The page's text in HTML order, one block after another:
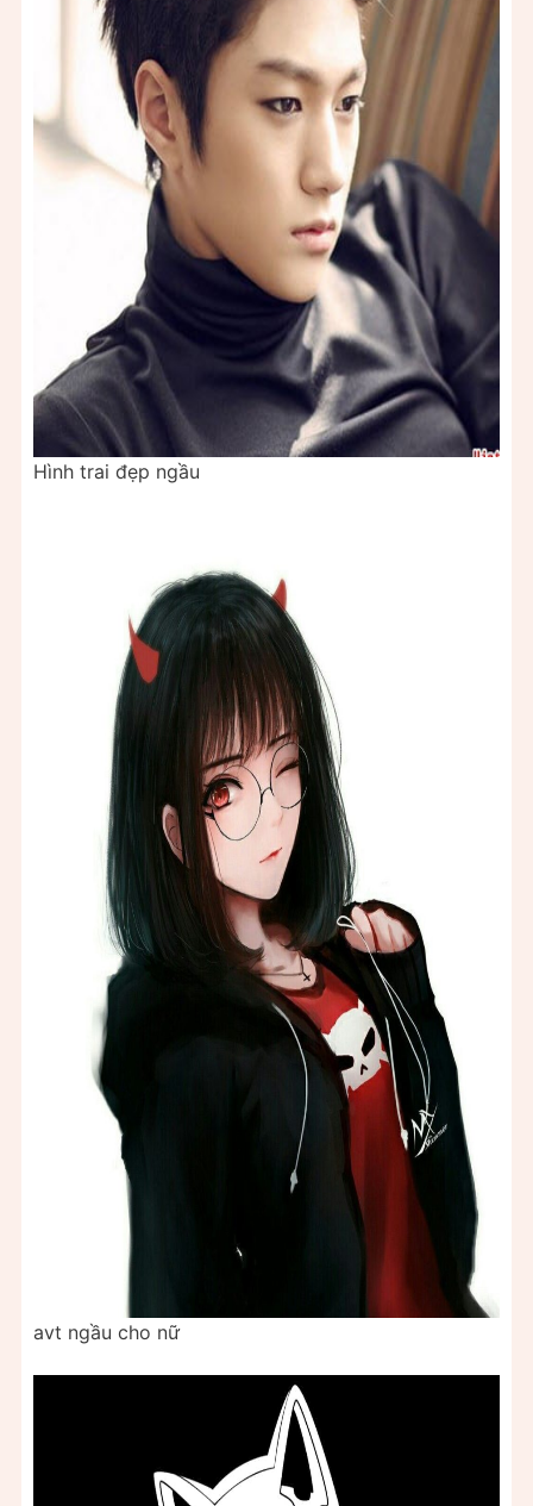
Hình trai đẹp ngầu
avt ngầu cho nữ